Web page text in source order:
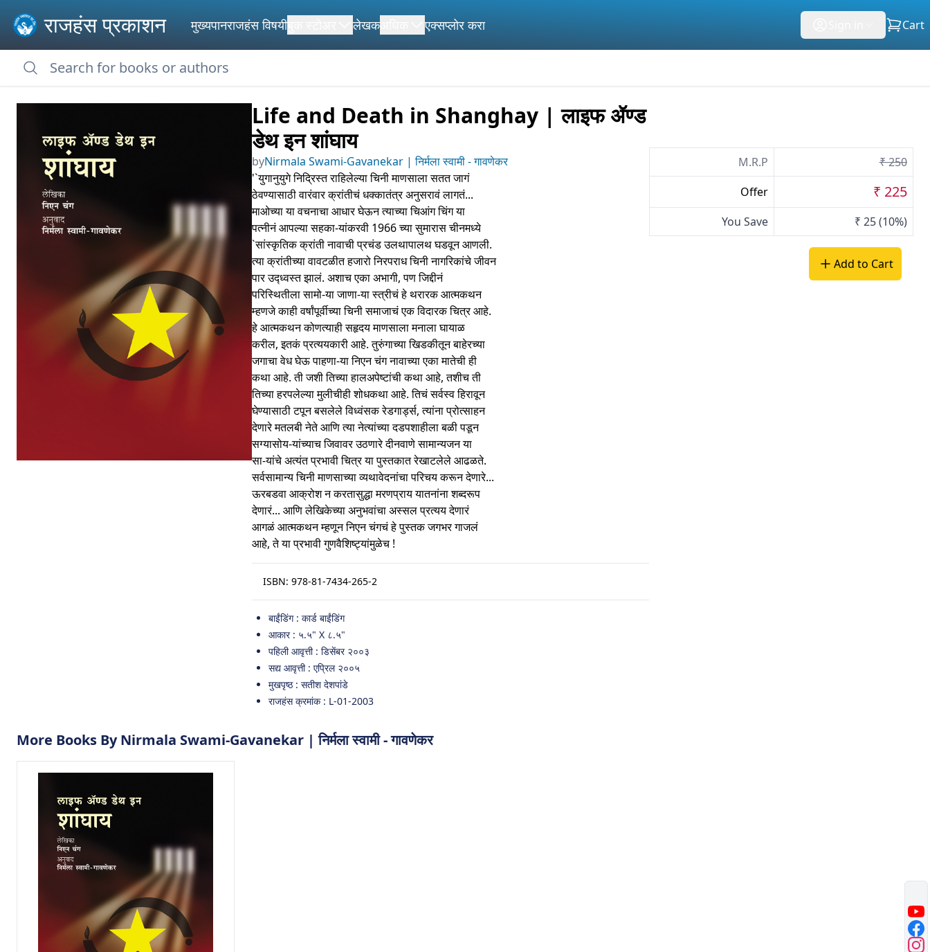
राजहंस प्रकाशन मुख्यपानराजहंस विषयी लेखक एक्सप्लोर करा Cart
Life and Death in Shanghay | लाइफ ॲण्ड
डेथ इन शांघाय
byNirmala Swami-Gavanekar | निर्मला स्वामी - गावणेकर
'`युगानुयुगे निद्रिस्त राहिलेल्या चिनी माणसाला सतत जागं
ठेवण्यासाठी वारंवार क्रांतीचं धक्कातंत्र अनुसरावं लागतं...
माओच्या या वचनाचा आधार घेऊन त्याच्या चिआंग चिंग या
पत्नीनं आपल्या सहका-यांकरवी 1966 च्या सुमारास चीनमध्ये
`सांस्कृतिक क्रांती नावाची प्रचंड उलथापालथ घडवून आणली.
त्या क्रांतीच्या वावटळीत हजारो निरपराध चिनी नागरिकांचे जीवन
पार उद्ध्वस्त झालं. अशाच एका अभागी, पण जिद्दीनं
परिस्थितीला सामो-या जाणा-या स्त्रीचं हे थरारक आत्मकथन
म्हणजे काही वर्षांपूर्वीच्या चिनी समाजाचं एक विदारक चित्र आहे.
हे आत्मकथन कोणत्याही सहृदय माणसाला मनाला घायाळ
करील, इतकं प्रत्ययकारी आहे. तुरुंगाच्या खिडकीतून बाहेरच्या
जगाचा वेध घेऊ पाहणा-या निएन चंग नावाच्या एका मातेची ही
कथा आहे. ती जशी तिच्या हालअपेष्टांची कथा आहे, तशीच ती
तिच्या हरपलेल्या मुलीचीही शोधकथा आहे. तिचं सर्वस्व हिरावून
घेण्यासाठी टपून बसलेले विध्वंसक रेडगार्ड्स, त्यांना प्रोत्साहन
देणारे मतलबी नेते आणि त्या नेत्यांच्या दडपशाहीला बळी पडून
सग्यासोय-यांच्याच जिवावर उठणारे दीनवाणे सामान्यजन या
सा-यांचे अत्यंत प्रभावी चित्र या पुस्तकात रेखाटलेले आढळते.
सर्वसामान्य चिनी माणसाच्या व्यथावेदनांचा परिचय करून देणारे...
ऊरबडवा आक्रोश न करतासुद्धा मरणप्राय यातनांना शब्दरूप
देणारं... आणि लेखिकेच्या अनुभवांचा अस्सल प्रत्यय देणारं
आगळं आत्मकथन म्हणून निएन चंगचं हे पुस्तक जगभर गाजलं
आहे, ते या प्रभावी गुणवैशिष्ट्यांमुळेच !
ISBN: 978-81-7434-265-2
बाईंडिंग : कार्ड बाईंडिंग
आकार : ५.५" X ८.५"
पहिली आवृत्ती : डिसेंबर २००३
सद्य आवृत्ती : एप्रिल २००५
मुखपृष्ठ : सतीश देशपांडे
राजहंस क्रमांक : L-01-2003
M.R.P
₹ 250
Offer
₹ 225
You Save ₹ 25 (10%)
Add to Cart
More Books By Nirmala Swami-Gavanekar | निर्मला स्वामी - गावणेकर